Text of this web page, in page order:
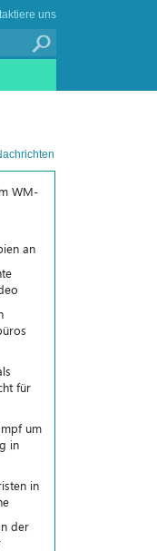
uns
WM-
an
für
um
in
in
der